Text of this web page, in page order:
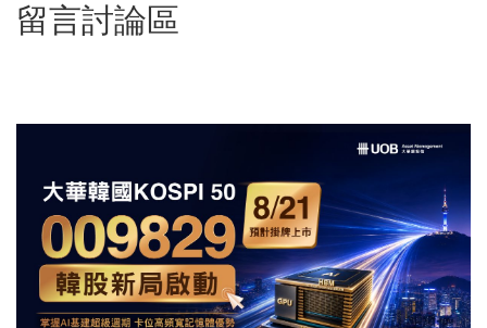
留言討論區